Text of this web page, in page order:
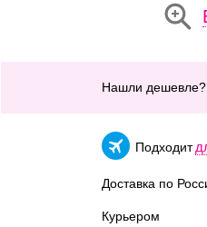
Нашли
Подходит
Доставка по
Курьером